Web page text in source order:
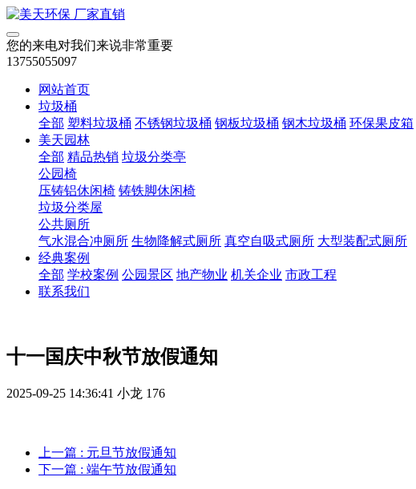
您的来电对我们来说非常重要
13755055097
网站首页
垃圾桶
全部 塑料垃圾桶 不锈钢垃圾桶 钢板垃圾桶 钢木垃圾桶 环保果皮箱
美天园林
全部 精品热销 垃圾分类亭
公园椅
压铸铝休闲椅 铸铁脚休闲椅
垃圾分类屋
公共厕所
气水混合冲厕所 生物降解式厕所 真空自吸式厕所 大型装配式厕所
经典案例
全部 学校案例 公园景区 地产物业 机关企业 市政工程
联系我们
十一国庆中秋节放假通知
2025-09-25 14:36:41 小龙 176
上一篇 : 元旦节放假通知
下一篇 : 端午节放假通知